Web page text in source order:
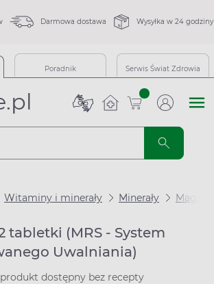
Darmowa dostawa Wysyłka w 24 godziny
Poradnik Serwis Świat Zdrowia
sztuk
Witaminy i minerały Minerały Magnez
tabletki (MRS - System
Uwalniania)
dostępny bez recepty